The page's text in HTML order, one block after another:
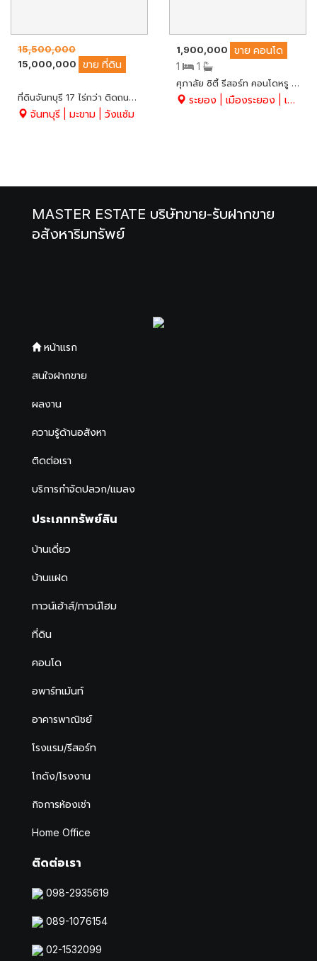
15,500,000
15,000,000
ขาย ที่ดิน
ที่ดินจันทบุรี 17 ไร่กว่า ติดถนนสาธารณะเส้น 3010 หน้ากว้างประมาณ 149 M. x ลึกประมาณ 203 M. ทรงสี่เหลี่ยมผืนผ้าสวยมาก
จันทบุรี | มะขาม | วังแซ้ม
1,900,000 ขาย คอนโด
1
1
ศุภาลัย ซิตี้ รีสอร์ท คอนโดหรู ติดถนนใหญ่ ใจกลางเมืองระยอง ชั้นที่ 12 ห้องวิวทะเล เนื้อที่ 47.17 ตรม. Built-in ห้องครัว สวย พร้อมอยู่
ระยอง | เมืองระยอง | เชิงเนิน
MASTER ESTATE บริษัทขาย-รับฝากขาย
อสังหาริมทรัพย์
หน้าแรก
สนใจฝากขาย
ผลงาน
ความรู้ด้านอสังหา
ติดต่อเรา
บริการกำจัดปลวก/แมลง
ประเภททรัพย์สิน
บ้านเดี่ยว
บ้านแฝด
ทาวน์เฮ้าส์/ทาวน์โฮม
ที่ดิน
คอนโด
อพาร์ทเม้นท์
อาคารพาณิชย์
โรงแรม/รีสอร์ท
โกดัง/โรงงาน
กิจการห้องเช่า
Home Office
ติดต่อเรา
098-2935619
089-1076154
02-1532099